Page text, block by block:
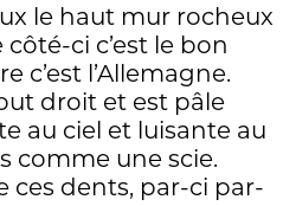
le haut mur rocheux
côté-ci c’est le bon
c’est l’Allemagne.
droit et est pâle
au ciel et luisante au
comme une scie.
ces dents, par-ci par-